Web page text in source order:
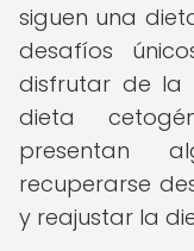
siguen una
desafíos
disfrutar de la
dieta
presentan
recuperarse
y reajustar la